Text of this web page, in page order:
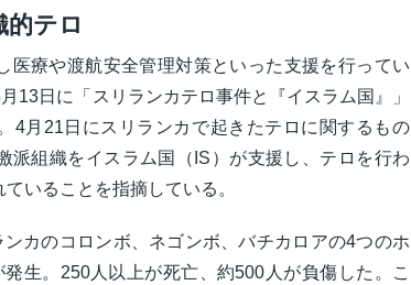
テロ
医療や渡航安全管理対策といった支援を行ってい
13日に「スリランカテロ事件と『イスラム国』」
4月21日にスリランカで起きたテロに関するもの
派組織をイスラム国（IS）が支援し、テロを行わ
いることを指摘している。
カのコロンボ、ネゴンボ、バチカロアの4つのホ
生。250人以上が死亡、約500人が負傷した。こ